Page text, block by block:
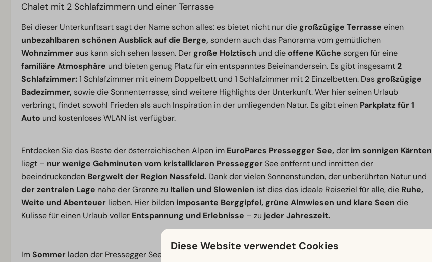
Chalet mit 2 Schlafzimmern und einer Terrasse
Bei dieser Unterkunftsart sagt der Name schon alles: es bietet nicht nur die großzügige Terrasse einen
unbezahlbaren schönen Ausblick auf die Berge, sondern auch das Panorama vom gemütlichen
Wohnzimmeraus kann sich sehen lassen. Der große Holztisch und dieoffene Küche sorgen für eine
familiäre Atmosphäre und bieten genug Platz für ein entspanntes Beieinandersein. Es gibt insgesamt2
Schlafzimmer:1 Schlafzimmer mit einem Doppelbett und 1 Schlafzimmer mit 2 Einzelbetten. Das großzügige
Badezimmer, sowie die Sonnenterrasse, sind weitere Highlights der Unterkunft. Wer hier seinen Urlaub
verbringt, findet sowohl Frieden als auch Inspiration in der umliegenden Natur. Es gibt einen Parkplatz für 1
Auto und kostenloses WLAN ist verfügbar.
Entdecken Sie das Beste der österreichischen Alpen im EuroParcs Pressegger See, der im sonnigen Kärnten
liegt – nur wenige Gehminuten vom kristallklaren PresseggerSee entfernt und inmitten der
beeindruckenden Bergwelt der Region Nassfeld. Dank der vielen Sonnenstunden, der unberührten Natur und
der zentralen Lage nahe der Grenze zu Italien und Slowenien ist dies das ideale Reiseziel für alle, die Ruhe,
Weite und Abenteuer lieben. Hier bilden imposante Berggipfel, grüne Almwiesen und klare Seen die
Kulisse für einen Urlaub voller Entspannung und Erlebnisse – zu jeder Jahreszeit.
Im Sommer laden der Pressegger See und die umliegenden Berge zum
Diese Website verwendet Cookies